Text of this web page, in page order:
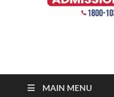
MAIN MENU